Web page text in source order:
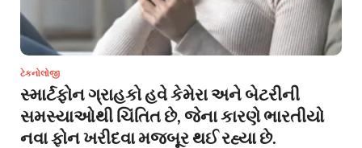
ટેકનોલોજી
સ્માર્ટફોન ગ્રાહકો હવે કેમેરા અને બેટરીની
સમસ્યાઓથી ચિંતિત છે, જેના કારણે ભારતીયો
નવા ફોન ખરીદવા મજબૂર થઈ રહ્યા છે.